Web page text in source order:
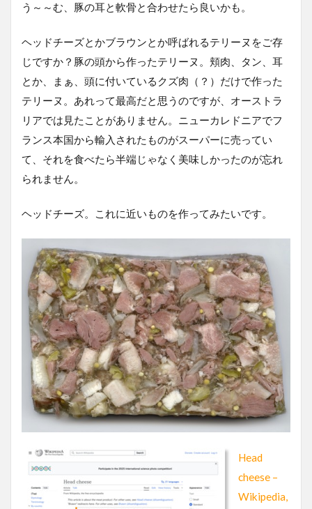
う～～む、豚の耳と軟骨と合わせたら良いかも。
ヘッドチーズとかブラウンとか呼ばれるテリーヌをご存
じですか？豚の頭から作ったテリーヌ。頬肉、タン、耳
とか、まぁ、頭に付いているクズ肉（？）だけで作った
テリーヌ。あれって最高だと思うのですが、オーストラ
リアでは見たことがありません。ニューカレドニアでフ
ランス本国から輸入されたものがスーパーに売ってい
て、それを食べたら半端じゃなく美味しかったのが忘れ
られません。
ヘッドチーズ。これに近いものを作ってみたいです。
Head
cheese –
Wikipedia,